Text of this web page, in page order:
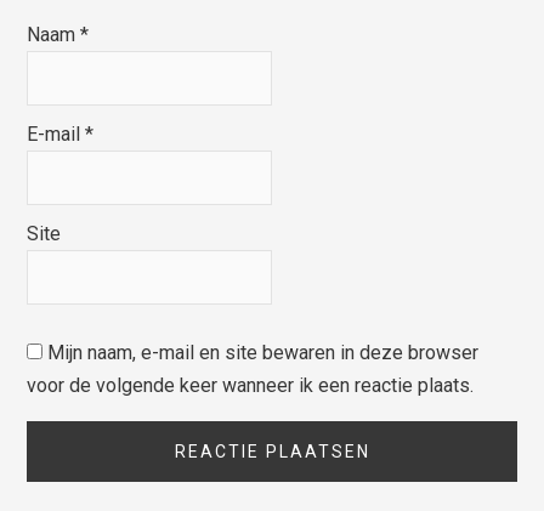
Naam*
E-mail*
Site
Mijn naam, e-mail en site bewaren in deze browser
voor de volgende keer wanneer ik een reactie plaats.